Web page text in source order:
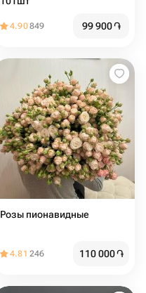
4.90849 99 900֏
Розы пионавидные
4.81 246 110 000֏